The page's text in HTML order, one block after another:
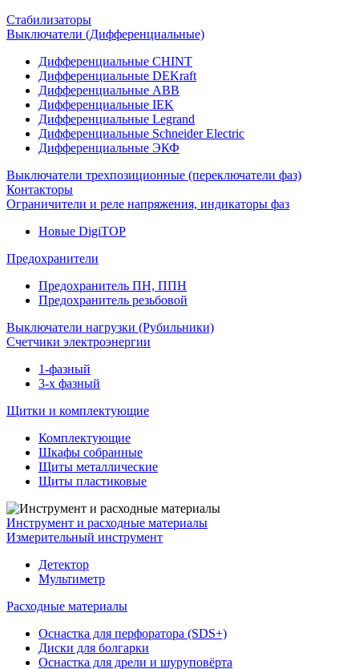
Стабилизаторы
Выключатели (Дифференциальные)
Дифференциальные CHINT
Дифференциальные DEKraft
Дифференциальные ABB
Дифференциальные IEK
Дифференциальные Legrand
Дифференциальные Schneider Electric
Дифференциальные ЭКФ
Выключатели трехпозиционные (переключатели фаз)
Контакторы
Ограничители и реле напряжения, индикаторы фаз
Новые DigiTOP
Предохранители
Предохранитель ПН, ППН
Предохранитель резьбовой
Выключатели нагрузки (Рубильники)
Счетчики электроэнергии
1-фазный
3-х фазный
Щитки и комплектующие
Комплектующие
Шкафы собранные
Щиты металлические
Щиты пластиковые
Инструмент и расходные материалы
Измерительный инструмент
Детектор
Мультиметр
Расходные материалы
Оснастка для перфоратора (SDS+)
Диски для болгарки
Оснастка для дрели и шуруповёрта